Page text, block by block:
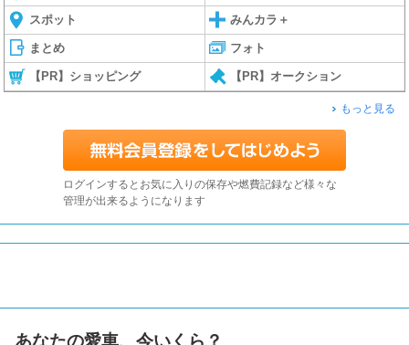
スポット みんカラ＋
まとめ フォト
【PR】ショッピング 【PR】オークション
もっと見る
ログインするとお気に入りの保存や燃費記録など様々な
管理が出来るようになります